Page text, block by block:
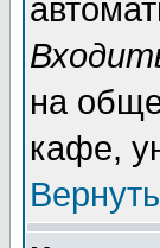
на
кафе,